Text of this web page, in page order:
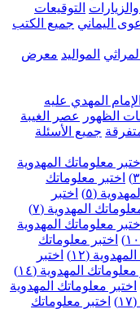
الكتب
معرض
الغيبة
(٧)
اختبر
(١٤)
المهدوية